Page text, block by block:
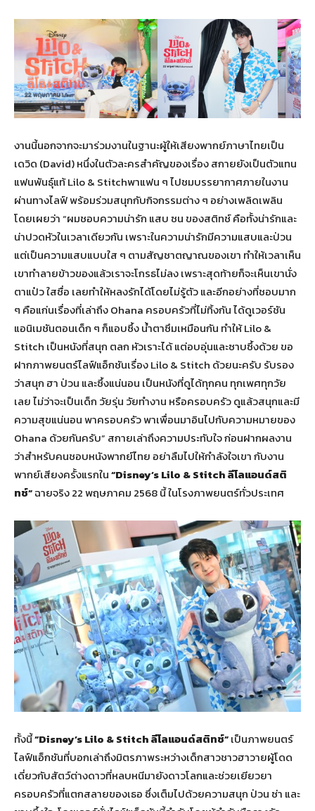
งานนี้นอกจากจะมาร่วมงานในฐานะผู้ให้เสียงพากย์ภาษาไทยเป็น
เดวิด (David) หนึ่งในตัวละครสำคัญของเรื่อง สกายยังเป็นตัวแทน
แฟนพันธุ์แท้ Lilo & Stitchพาแฟน ๆ ไปชมบรรยากาศภายในงาน
ผ่านทางไลฟ์ พร้อมร่วมสนุกกับกิจกรรมต่าง ๆ อย่างเพลิดเพลิน
โดยเผยว่า “ผมชอบความน่ารัก แสบ ซน ของสติทช์ คือทั้งน่ารักและ
น่าปวดหัวในเวลาเดียวกัน เพราะในความน่ารักมีความแสบและป่วน
แต่เป็นความแสบแบบใส ๆ ตามสัญชาตญาณของเขา ทำให้เวลาเห็น
เขาทำลายข้าวของแล้วเราจะโกรธไม่ลง เพราะสุดท้ายก็จะเห็นเขานั่ง
ตาแป๋ว ใสซื่อ เลยทำให้หลงรักได้โดยไม่รู้ตัว และอีกอย่างที่ชอบมาก
ๆ คือแก่นเรื่องที่เล่าถึง Ohana ครอบครัวที่ไม่ทิ้งกัน ได้ดูเวอร์ชัน
แอนิเมชันตอนเด็ก ๆ ก็แอบซึ้ง น้ำตาซึมเหมือนกัน ทำให้ Lilo &
Stitch เป็นหนังที่สนุก ตลก หัวเราะได้ แต่อบอุ่นและซาบซึ้งด้วย ขอ
ฝากภาพยนตร์ไลฟ์แอ็กชันเรื่อง Lilo & Stitch ด้วยนะครับ รับรอง
ว่าสนุก ฮา ป่วน และซึ้งแน่นอน เป็นหนังที่ดูได้ทุกคน ทุกเพศทุกวัย
เลย ไม่ว่าจะเป็นเด็ก วัยรุ่น วัยทำงาน หรือครอบครัว ดูแล้วสนุกและมี
ความสุขแน่นอน พาครอบครัว พาเพื่อนมาอินไปกับความหมายของ
Ohana ด้วยกันครับ” สกายเล่าถึงความประทับใจ ก่อนฝากผลงาน
ว่าสำหรับคนชอบหนังพากย์ไทย อย่าลืมไปให้กำลังใจเขา กับงาน
พากย์เสียงครั้งแรกใน“Disney’s Lilo & Stitch ลีโลแอนด์สติ
ทช์”ฉายจริง 22 พฤษภาคม 2568 นี้ ในโรงภาพยนตร์ทั่วประเทศ
ทั้งนี้“Disney’s Lilo & Stitch ลีโลแอนด์สติทช์”เป็นภาพยนตร์
ไลฟ์แอ็กชันที่บอกเล่าถึงมิตรภาพระหว่างเด็กสาวชาวฮาวายผู้โดด
เดี่ยวกับสัตว์ต่างดาวที่หลบหนีมายังดาวโลกและช่วยเยียวยา
ครอบครัวที่แตกสลายของเธอ ซึ่งเต็มไปด้วยความสนุก ป่วน ซ่า และ